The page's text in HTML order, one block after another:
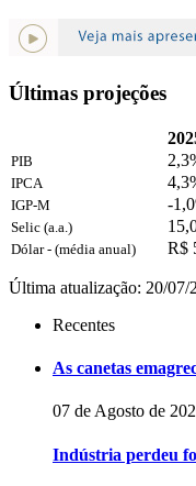
Últimas projeções
PIB
IPCA
IGP-M -
Selic (a.a.)
Dólar - (média anual) R$
Última atualização: 20/07/
Recentes
As canetas
07 de Agosto de
Indústria perdeu